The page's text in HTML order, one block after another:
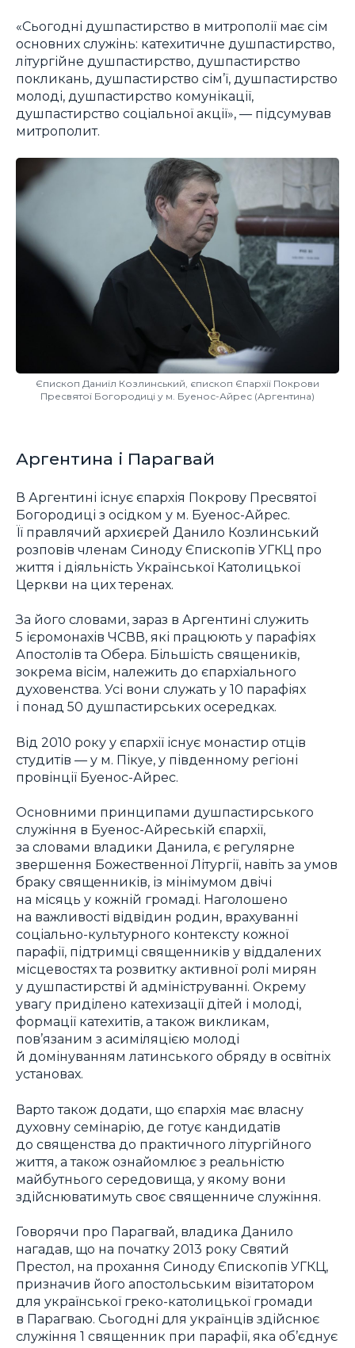
«Сьогодні душпастирство в митрополії має сім
основних служінь: катехитичне душпастирство,
літургійне душпастирство, душпастирство
покликань, душпастирство сім’ї, душпастирство
молоді, душпастирство комунікації,
душпастирство соціальної акції», — підсумував
митрополит.
Єпископ Даниїл Козлинський, єпископ Єпархії Покрови
Пресвятої Богородиці у м. Буенос-Айрес (Аргентина)
Аргентина і Парагвай
В Аргентині існує єпархія Покрову Пресвятої
Богородиці з осідком у м. Буенос-Айрес.
Її правлячий архиєрей Данило Козлинський
розповів членам Синоду Єпископів УГКЦ про
життя і діяльність Української Католицької
Церкви на цих теренах.
За його словами, зараз в Аргентині служить
5 ієромонахів ЧСВВ, які працюють у парафіях
Апостолів та Обера. Більшість священиків,
зокрема вісім, належить до єпархіального
духовенства. Усі вони служать у 10 парафіях
і понад 50 душпастирських осередках.
Від 2010 року у єпархії існує монастир отців
студитів — у м. Пікуе, у південному регіоні
провінції Буенос-Айрес.
Основними принципами душпастирського
служіння в Буенос-Айреській єпархії,
за словами владики Данила, є регулярне
звершення Божественної Літургії, навіть за умов
браку священників, із мінімумом двічі
на місяць у кожній громаді. Наголошено
на важливості відвідин родин, врахуванні
соціально-культурного контексту кожної
парафії, підтримці священників у віддалених
місцевостях та розвитку активної ролі мирян
у душпастирстві й адмініструванні. Окрему
увагу приділено катехизації дітей і молоді,
формації катехитів, а також викликам,
пов’язаним з асиміляцією молоді
й домінуванням латинського обряду в освітніх
установах.
Варто також додати, що єпархія має власну
духовну семінарію, де готує кандидатів
до священства до практичного літургійного
життя, а також ознайомлює з реальністю
майбутнього середовища, у якому вони
здійснюватимуть своє священниче служіння.
Говорячи про Парагвай, владика Данило
нагадав, що на початку 2013 року Святий
Престол, на прохання Синоду Єпископів УГКЦ,
призначив його апостольським візитатором
для української греко-католицької громади
в Парагваю. Сьогодні для українців здійснює
служіння 1 священник при парафії, яка об’єднує